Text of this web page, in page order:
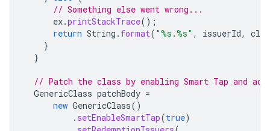
// Something else went wrong...
ex.printStackTrace();
return String . format( "%s.%s" , issuerId,
}
}
// Patch the class by enabling Smart Tap and
GenericClass patchBody =
new GenericClass()
. setEnableSmartTap(true)